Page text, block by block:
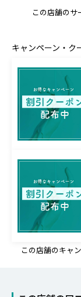
この店舗のサ
キャンペーン・ク
この店舗のキャ